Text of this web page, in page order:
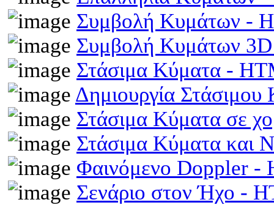
Συμβολή Κυμάτων -
Συμβολή Κυμάτων
Στάσιμα Κύματα -
Δημιουργία
Στάσιμα Κύματα σε
Στάσιμα Κύματα και
Φαινόμενο Doppler -
Σενάριο στον Ήχο -